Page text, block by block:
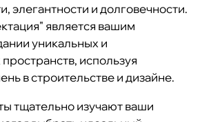
элегантности и долговечности.
является вашим
уникальных и
используя
в строительстве и дизайне.
тщательно изучают ваши